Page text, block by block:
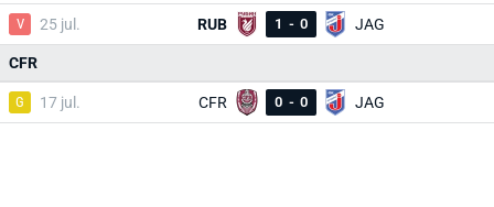
V 25 jul. RUB 1 - 0 JAG
CFR
G 17 jul. CFR 0 - 0 JAG